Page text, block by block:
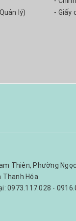
lý)
- Giấy
Thiên, Phường
Thanh Hóa
0973.117.028 -